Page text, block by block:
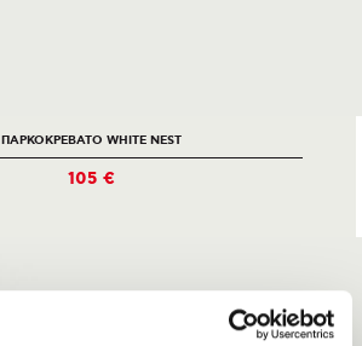
ΠΑΡΚΟΚΡΕΒΑΤΟ WHITE NEST
105 €